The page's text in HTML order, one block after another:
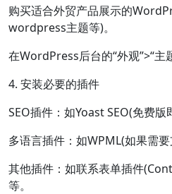
购买适合外贸产品展示的
wordpress主题等)。
在WordPress后台的“外观”>“主
4. 安装必要的插件
SEO插件：如Yoast SEO(免费版
多语言插件：如WPML(如果需要
其他插件：如联系表单插件
等。